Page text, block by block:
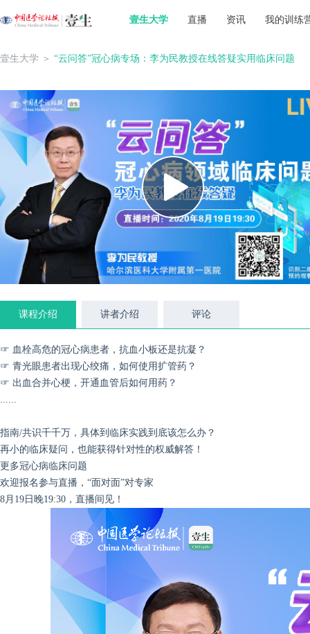
壹生大学 直播 资讯 我的训练
壹生大学 ＞ “云问答”冠心病专场：李为民教授在线答疑实用临床问题
课程介绍 讲者介绍 评论
☞ 血栓高危的冠心病患者，抗血小板还是抗凝？
☞ 青光眼患者出现心绞痛，如何使用扩管药？
☞ 出血合并心梗，开通血管后如何用药？
......
指南/共识千千万，具体到临床实践到底该怎么办？
再小的临床疑问，也能获得针对性的权威解答！
更多冠心病临床问题
欢迎报名参与直播，“面对面”对专家
8月19日晚19:30，直播间见！